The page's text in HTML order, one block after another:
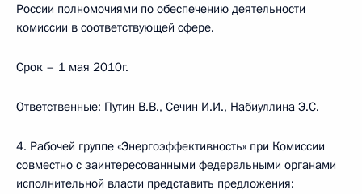
России полномочиями по обеспечению деятельности
комиссии в соответствующей сфере.
Срок – 1 мая 2010г.
Ответственные: Путин В.В., Сечин И.И., Набиуллина Э.С.
4. Рабочей группе «Энергоэффективность» при Комиссии
совместно с заинтересованными федеральными органами
исполнительной власти представить предложения: